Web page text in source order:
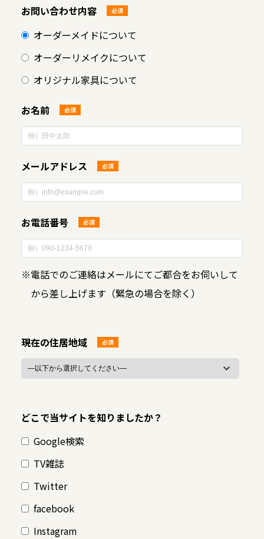
お問い合わせ内容 必須
オーダーメイドについて
オーダーリメイクについて
オリジナル家具について
お名前 必須
メールアドレス 必須
お電話番号 必須
※電話でのご連絡はメールにてご都合をお伺いして
から差し上げます（緊急の場合を除く）
現在の住居地域 必須
どこで当サイトを知りましたか？
Google検索
TV雑誌
Twitter
facebook
Instagram